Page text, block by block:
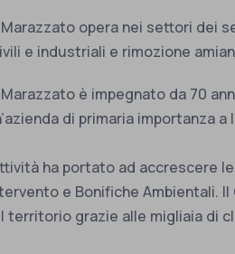
Marazzato opera nei settori dei
e industriali e rimozione
è impegnato da 70
di primaria importanza
ha portato ad accrescere
e Bonifiche Ambientali.
territorio grazie alle migliaia di